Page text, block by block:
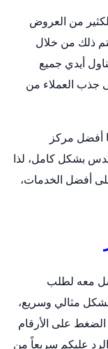
من العروض
ذلك من خلال
أيدي جميع
جذب العملاء من
أفضل مركز
بشكل كامل، لذا
أفضل الخدمات،
معه لطلب
بشكل مثالي وسريع،
على الأرقام
عليكم سريعاً من